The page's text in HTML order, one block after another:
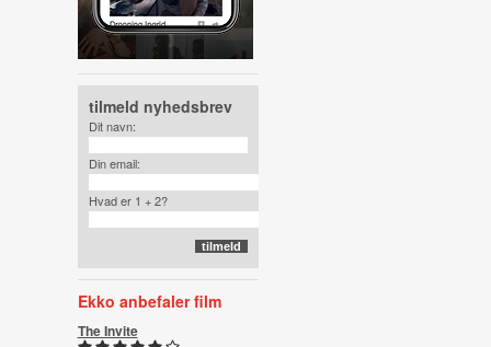
tilmeld nyhedsbrev
Dit navn:
Din email:
Hvad er 1 + 2?
Ekko anbefaler film
The Invite